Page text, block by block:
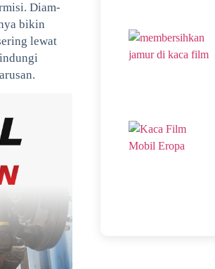
Diam-
bikin
lewat